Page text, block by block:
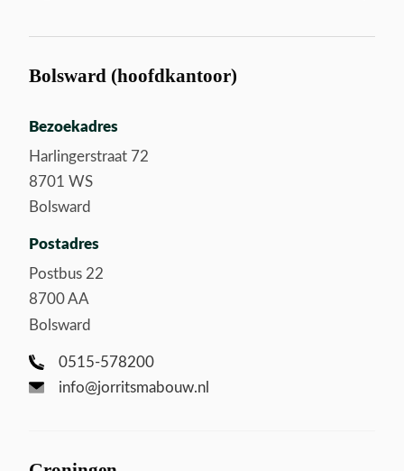
Bolsward (hoofdkantoor)
Bezoekadres
Harlingerstraat 72
8701 WS
Bolsward
Postadres
Postbus 22
8700 AA
Bolsward
0515-578200
info@jorritsmabouw.nl